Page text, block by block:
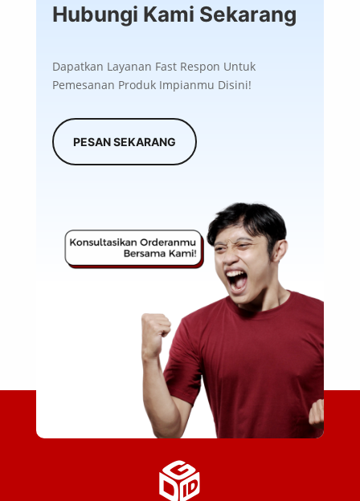
Hubungi Kami Sekarang
Dapatkan Layanan Fast Respon Untuk
Pemesanan Produk Impianmu Disini!
PESAN SEKARANG